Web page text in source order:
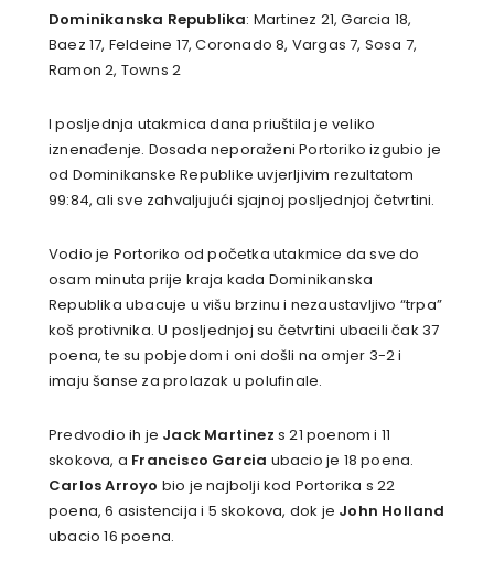
Dominikanska Republika: Martinez 21, Garcia 18,
Baez 17, Feldeine 17, Coronado 8, Vargas 7, Sosa 7,
Ramon 2, Towns 2
I posljednja utakmica dana priuštila je veliko
iznenađenje. Dosada neporaženi Portoriko izgubio je
od Dominikanske Republike uvjerljivim rezultatom
99:84, ali sve zahvaljujući sjajnoj posljednjoj četvrtini.
Vodio je Portoriko od početka utakmice da sve do
osam minuta prije kraja kada Dominikanska
Republika ubacuje u višu brzinu i nezaustavljivo “trpa”
koš protivnika. U posljednjoj su četvrtini ubacili čak 37
poena, te su pobjedom i oni došli na omjer 3-2 i
imaju šanse za prolazak u polufinale.
Predvodio ih je Jack Martinez s 21 poenom i 11
skokova, a Francisco Garcia ubacio je 18 poena.
Carlos Arroyo bio je najbolji kod Portorika s 22
poena, 6 asistencija i 5 skokova, dok je John Holland
ubacio 16 poena.